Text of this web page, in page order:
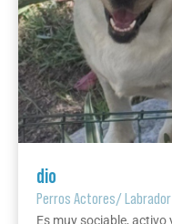
dio
Perros Actores/
Es muy sociable, activo